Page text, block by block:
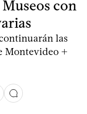
con
las
Montevideo +